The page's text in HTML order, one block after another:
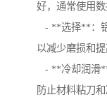
好，通常使用数
- **选择**：铝
以减少磨损和提
- **冷却润滑
防止材料粘刀和